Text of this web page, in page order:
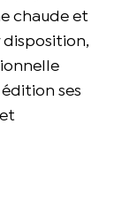
chaude et
disposition,
ses